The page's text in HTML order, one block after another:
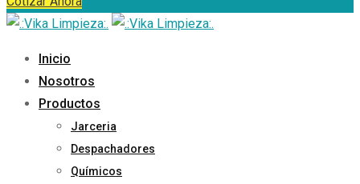
Inicio
Nosotros
Productos
Jarceria
Despachadores
Químicos